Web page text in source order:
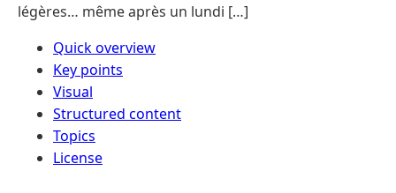
légères… même après un lundi […]
Quick overview
Key points
Visual
Structured content
Topics
License